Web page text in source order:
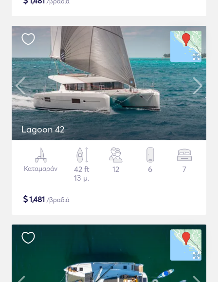
Lagoon 42
Καταμαράν
42 ft
13 μ.
12 6 7
$1,481 /βραδιά